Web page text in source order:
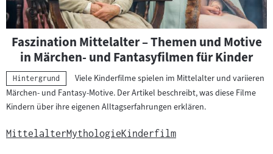
Faszination Mittelalter – Themen und Motive
in Märchen- und Fantasyfilmen für Kinder
Kategorie:
Hintergrund
Viele Kinderfilme spielen im Mittelalter und variieren
Märchen- und Fantasy-Motive. Der Artikel beschreibt, was diese Filme
Kindern über ihre eigenen Alltagserfahrungen erklären.
MittelalterMythologieKinderfilm